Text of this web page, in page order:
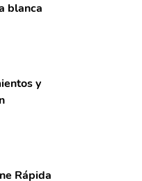
blanca
y
Rápida